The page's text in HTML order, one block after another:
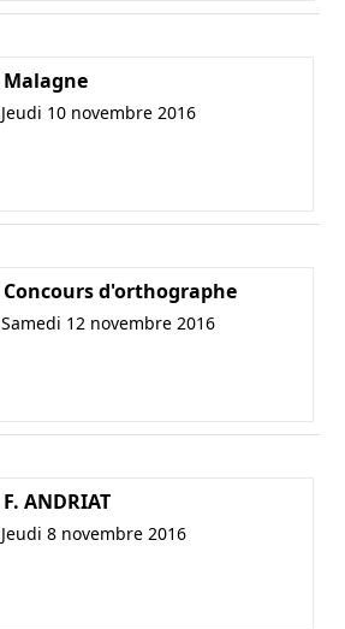
Malagne
Jeudi 10 novembre 2016
Concours d'orthographe
Samedi 12 novembre 2016
F. ANDRIAT
Jeudi 8 novembre 2016